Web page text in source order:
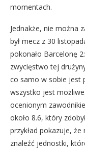
momentach.
Jednakże, nie można
był mecz z 30
pokonało Barcelonę
zwycięstwo tej
co samo w sobie jest
wszystko jest
ocenionym
około 8.6, który
przykład pokazuje,
znaleźć jednostki,